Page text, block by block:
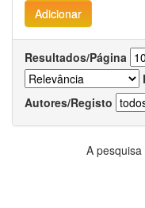
Resultados/Página
Autores/Registo
A